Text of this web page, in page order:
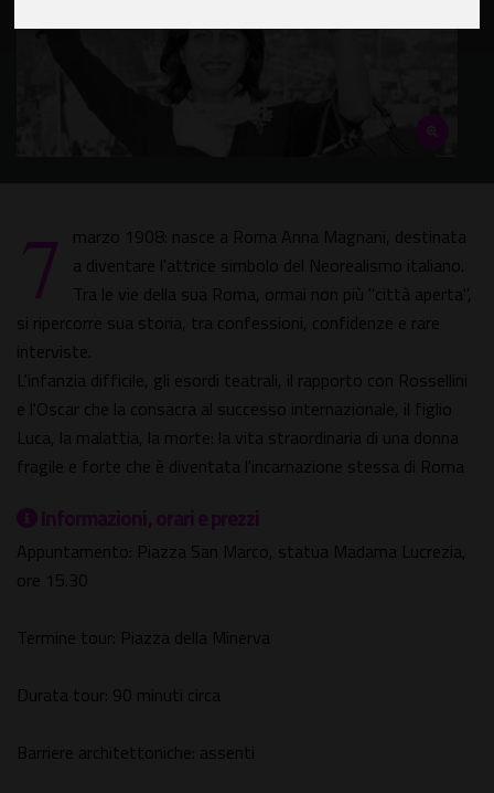
7
marzo 1908: nasce a Roma Anna Magnani, destinata
a diventare l'attrice simbolo del Neorealismo italiano.
Tra le vie della sua Roma, ormai non più "città aperta",
si ripercorre sua storia, tra confessioni, confidenze e rare
interviste.
L'infanzia difficile, gli esordi teatrali, il rapporto con Rossellini
e l'Oscar che la consacra al successo internazionale, il figlio
Luca, la malattia, la morte: la vita straordinaria di una donna
fragile e forte che è diventata l'incarnazione stessa di Roma
Informazioni, orari e prezzi
Appuntamento: Piazza San Marco, statua Madama Lucrezia,
ore 15.30
Termine tour: Piazza della Minerva
Durata tour: 90 minuti circa
Barriere architettoniche: assenti